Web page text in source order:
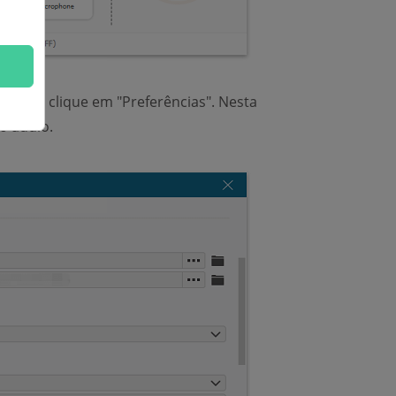
e clique em "Preferências". Nesta
áudio.